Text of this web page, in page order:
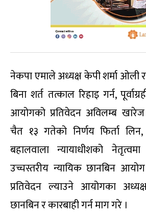
नेकपा एमाले अध्यक्ष केपी शर्मा
बिना शर्त तत्काल रिहाइ गर्न,
आयोगको प्रतिवेदन अविलम्ब खारेज
चैत १३ गतेको निर्णय फिर्ता
बहालवाला न्यायाधीशको
उच्चस्तरीय न्यायिक छानबिन
प्रतिवेदन ल्याउने आयोगका
छानबिन र कारबाही गर्न माग गरे ।